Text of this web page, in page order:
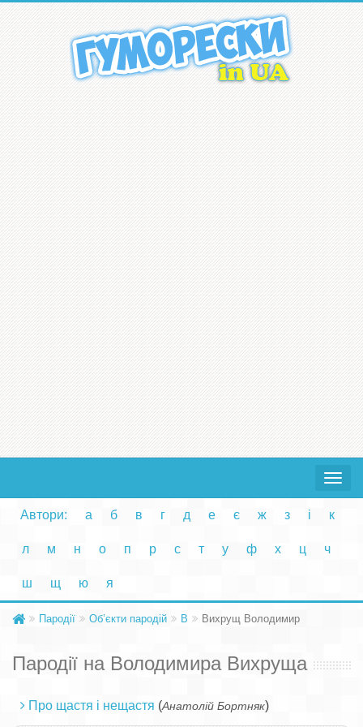
Toggle
Автори: а б в г д е є ж з і к
л м н о п р с т у ф х ц ч
ш щ ю я
Пародії Об’єкти пародій В Вихрущ Володимир
Пародії на Володимира Вихруща
Про щастя і нещастя (Анатолій Бортняк)